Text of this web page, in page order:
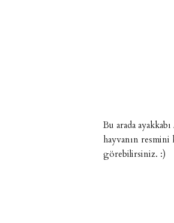
Bu arada
hayvanın
görebilirsiniz. :)